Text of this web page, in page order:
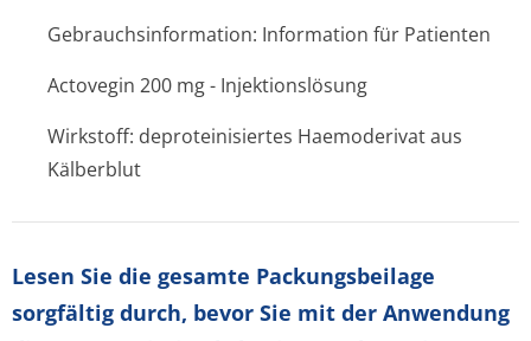
Gebrauchsinformation: Information für Patienten
Actovegin 200 mg - Injektionslösung
Wirkstoff: deproteinisiertes Haemoderivat aus
Kälberblut
Lesen Sie die gesamte Packungsbeilage
sorgfältig durch, bevor Sie mit der Anwendung